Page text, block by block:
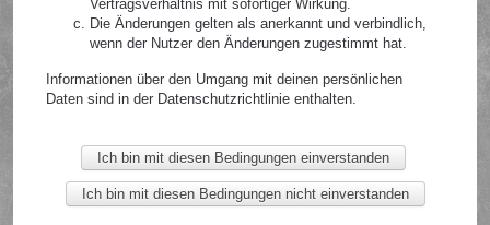
Vertragsverhältnis mit sofortiger Wirkung.
Die Änderungen gelten als anerkannt und verbindlich,
wenn der Nutzer den Änderungen zugestimmt hat.
Informationen über den Umgang mit deinen persönlichen
Daten sind in der Datenschutzrichtlinie enthalten.